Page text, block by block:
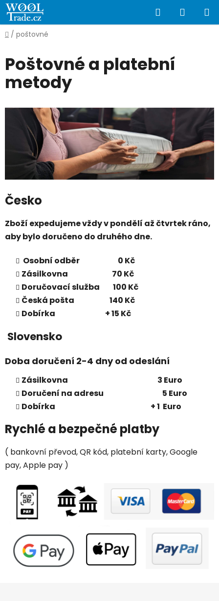
Přejít
na
obsah
Hledat
KOŠÍK
Domů
/ poštovné
Poštovné a platební
metody
Česko
Zboží expedujeme vždy v pondělí až čtvrtek ráno,
aby bylo doručeno do druhého dne.
Osobní odběr 0 Kč
Zásilkovna 70 Kč
Doručovací služba 100 Kč
Česká pošta 140 Kč
Dobírka + 15 Kč
Slovensko
Doba doručení 2-4 dny od odeslání
Zásilkovna 3 Euro
Doručení na adresu 5 Euro
Dobírka + 1 Euro
Rychlé a bezpečné platby
( bankovní převod, QR kód, platební karty, Google
pay, Apple pay )